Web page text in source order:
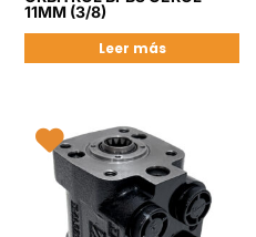
11MM (3/8)
Leer más